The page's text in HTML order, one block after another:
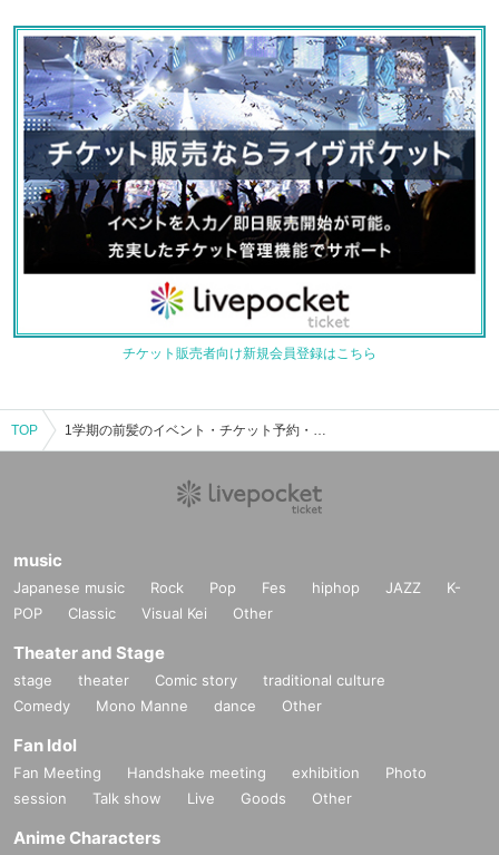
チケット販売者向け新規会員登録はこちら
TOP 1学期の前髪のイベント・チケット予約・購入・販売情報一覧
music
Japanese music Rock Pop Fes hiphop JAZZ
K-
POP
Classic Visual Kei Other
Theater and Stage
stage theater Comic story
traditional culture
Comedy
Mono Manne dance Other
Fan Idol
Fan Meeting Handshake meeting exhibition
Photo
session
Talk show Live Goods Other
Anime Characters